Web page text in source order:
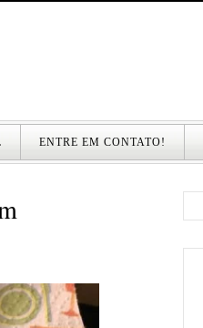
ENTRE EM CONTATO!